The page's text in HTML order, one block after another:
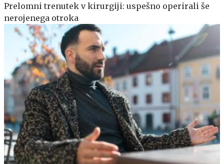
Prelomni trenutek v kirurgiji: uspešno operirali še
nerojenega otroka